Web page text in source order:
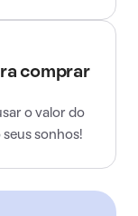
comprar
o valor do
sonhos!